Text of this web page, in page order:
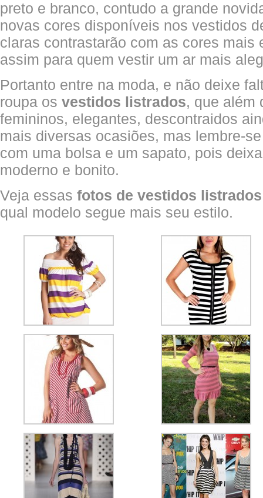
preto e branco, contudo a grande
novas cores disponíveis nos vestidos
claras contrastarão com as cores mais
assim para quem vestir um ar mais
Portanto entre na moda, e não deixe
roupa os vestidos listrados, que além
femininos, elegantes, descontraidos
mais diversas ocasiões, mas lembre-
com uma bolsa e um sapato, pois
moderno e bonito.
Veja essas fotos de vestidos listrados
qual modelo segue mais seu estilo.